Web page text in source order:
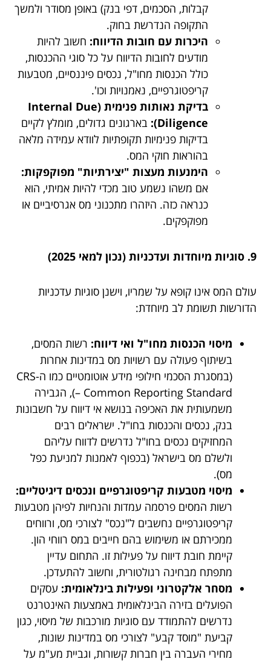
קבלות, הסכמים, דפי בנק) באופן מסודר ולמשך
התקופה הנדרשת בחוק.
היכרות עם חובות הדיווח: חשוב להיות
מודעים לחובות הדיווח על כל סוגי ההכנסות,
כולל הכנסות מחו"ל, נכסים פיננסיים, מטבעות
קריפטוגרפיים, נאמנויות וכו'.
בדיקת נאותות פנימית (Internal Due
Diligence):
בארגונים גדולים, מומלץ לקיים
בדיקות פנימיות תקופתיות לוודא עמידה מלאה
בהוראות חוקי המס.
הימנעות מעצות "יצירתיות" מפוקפקות:
אם משהו נשמע טוב מכדי להיות אמיתי, הוא
כנראה כזה. היזהרו מתכנוני מס אגרסיביים או
מפוקפקים.
9. סוגיות מיוחדות ועדכניות (נכון למאי 2025)
עולם המס אינו קופא על שמריו, וישנן סוגיות עדכניות
הדורשות תשומת לב מיוחדת:
מיסוי הכנסות מחו"ל ואי דיווח: רשות המסים,
בשיתוף פעולה עם רשויות מס במדינות אחרות
(במסגרת הסכמי חילופי מידע אוטומטיים כמו ה-CRS
– Common Reporting Standard), הגבירה
משמעותית את האכיפה בנושא אי דיווח על חשבונות
בנק, נכסים והכנסות בחו"ל. ישראלים רבים
המחזיקים נכסים בחו"ל נדרשים לדווח עליהם
ולשלם מס בישראל (בכפוף לאמנות למניעת כפל
מס).
מיסוי מטבעות קריפטוגרפיים ונכסים דיגיטליים:
רשות המסים פרסמה עמדות והנחיות לפיהן מטבעות
קריפטוגרפיים נחשבים ל"נכס" לצורכי מס, ורווחים
ממכירתם או משימוש בהם חייבים במס רווחי הון.
קיימת חובת דיווח על פעילות זו. התחום עדיין
מתפתח מבחינה רגולטורית, וחשוב להתעדכן.
מסחר אלקטרוני ופעילות בינלאומית: עסקים
הפועלים בזירה הבינלאומית באמצעות האינטרנט
נדרשים להתמודד עם סוגיות מורכבות של מיסוי, כגון
קביעת "מוסד קבע" לצורכי מס במדינות שונות,
מחירי העברה בין חברות קשורות, וגביית מע"מ על